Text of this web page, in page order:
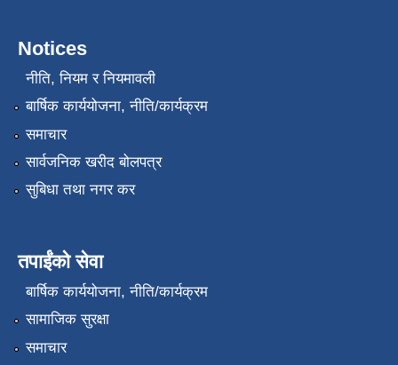
Notices
नीति, नियम र नियमावली
बार्षिक कार्ययोजना, नीति/कार्यक्रम
समाचार
सार्वजनिक खरीद बोलपत्र
सुबिधा तथा नगर कर
तपाईंको सेवा
बार्षिक कार्ययोजना, नीति/कार्यक्रम
सामाजिक सुरक्षा
समाचार